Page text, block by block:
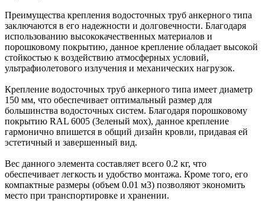
Преимущества крепления водосточных труб анкерного типа
заключаются в его надежности и долговечности. Благодаря
использованию высококачественных материалов и
порошковому покрытию, данное крепление обладает высокой
стойкостью к воздействию атмосферных условий,
ультрафиолетового излучения и механических нагрузок.
Крепление водосточных труб анкерного типа имеет диаметр
150 мм, что обеспечивает оптимальный размер для
большинства водосточных систем. Благодаря порошковому
покрытию RAL 6005 (Зеленый мох), данное крепление
гармонично впишется в общий дизайн кровли, придавая ей
эстетичный и завершенный вид.
Вес данного элемента составляет всего 0.2 кг, что
обеспечивает легкость и удобство монтажа. Кроме того, его
компактные размеры (объем 0.01 м3) позволяют экономить
место при транспортировке и хранении.